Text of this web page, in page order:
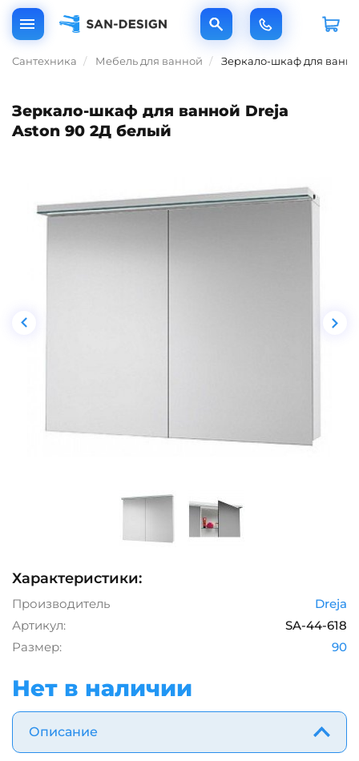
Сантехника Мебель для ванной Зеркало-шкаф для
Зеркало-шкаф для ванной Dreja
Aston 90 2Д белый
Характеристики:
Производитель
Dreja
Артикул:
SA-44-618
Размер:
90
Нет в наличии
Описание